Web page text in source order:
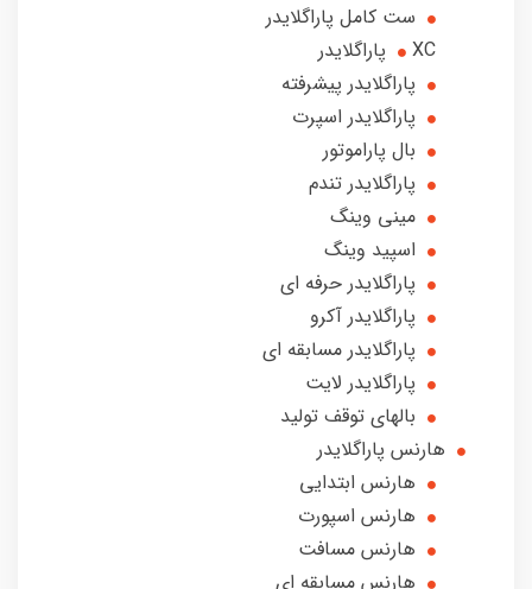
ست کامل پاراگلایدر
XC پاراگلایدر
پاراگلایدر پیشرفته
پاراگلایدر اسپرت
بال پاراموتور
پاراگلایدر تندم
مینی وینگ
اسپید وینگ
پاراگلایدر حرفه ای
پاراگلایدر آکرو
پاراگلایدر مسابقه ای
پاراگلایدر لایت
بالهای توقف تولید
هارنس پاراگلایدر
هارنس ابتدایی
هارنس اسپورت
هارنس مسافت
هارنس مسابقه ای